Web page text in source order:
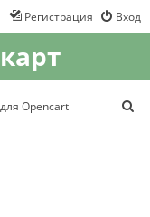
Вход
Регистрация
Opencart